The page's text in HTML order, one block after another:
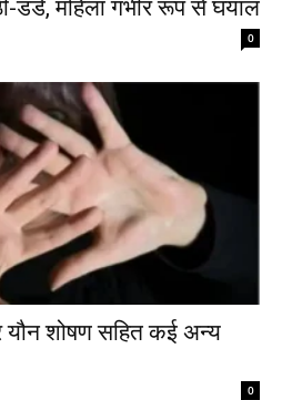
डंडे, महिला गंभीर रूप से घयाल
0
यौन शोषण सहित कई अन्य
0